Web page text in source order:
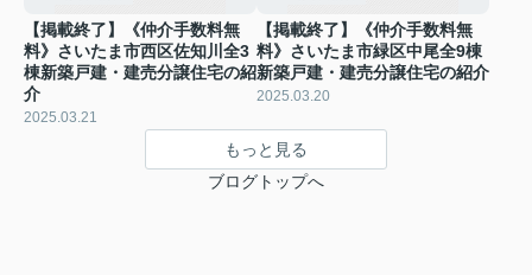
【掲載終了】《仲介手数料無
料》さいたま市西区佐知川全3
棟新築戸建・建売分譲住宅の紹
介
2025.03.21
【掲載終了】《仲介手数料無
料》さいたま市緑区中尾全9棟
新築戸建・建売分譲住宅の紹介
2025.03.20
もっと見る
ブログトップへ